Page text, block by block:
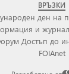
ВРЪЗКИ
ден на
и
Достъп до
FOIAnet